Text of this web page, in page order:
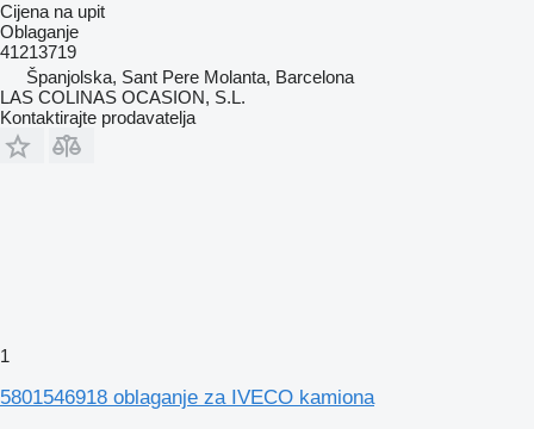
Cijena na upit
Oblaganje
41213719
Španjolska, Sant Pere Molanta, Barcelona
LAS COLINAS OCASION, S.L.
Kontaktirajte prodavatelja
1
5801546918 oblaganje za IVECO kamiona